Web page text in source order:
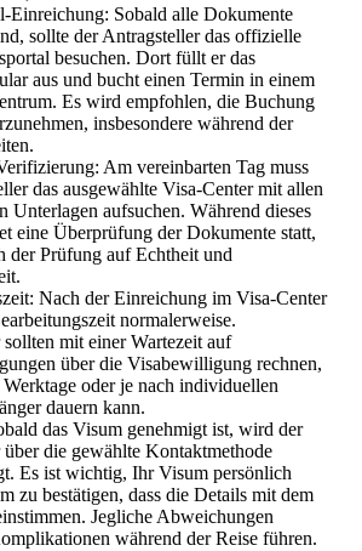
Einreichung: Sobald alle Dokumente
sollte der Antragsteller das offizielle
besuchen. Dort füllt er das
aus und bucht einen Termin in einem
Es wird empfohlen, die Buchung
insbesondere während der
Am vereinbarten Tag muss
das ausgewählte Visa-Center mit allen
Unterlagen aufsuchen. Während dieses
eine Überprüfung der Dokumente statt,
der Prüfung auf Echtheit und
Nach der Einreichung im Visa-Center
normalerweise.
mit einer Wartezeit auf
über die Visabewilligung rechnen,
oder je nach individuellen
dauern kann.
das Visum genehmigt ist, wird der
die gewählte Kontaktmethode
Es ist wichtig, Ihr Visum persönlich
zu bestätigen, dass die Details mit dem
Jegliche Abweichungen
während der Reise führen.